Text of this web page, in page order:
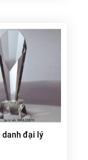
danh đại lý